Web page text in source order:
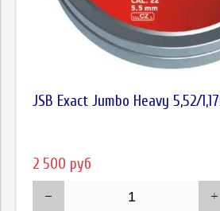
JSB Exact Jumbo Heavy 5,52/
2 500 руб